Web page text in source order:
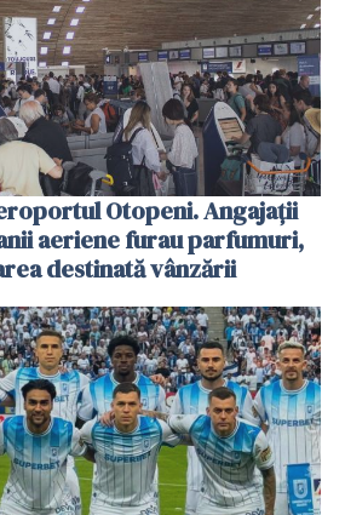
Otopeni. Angajații
aeriene furau parfumuri,
destinată vânzării